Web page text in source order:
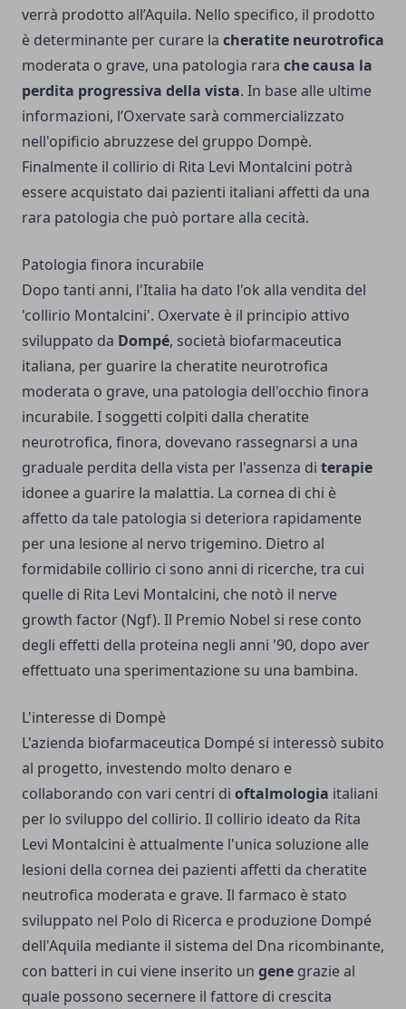
verrà prodotto all’Aquila. Nello specifico, il prodotto
è determinante per curare la cheratite neurotrofica
moderata o grave, una patologia rara che causa la
perdita progressiva della vista. In base alle ultime
informazioni, l’Oxervate sarà commercializzato
nell'opificio abruzzese del gruppo Dompè.
Finalmente il collirio di Rita Levi Montalcini potrà
essere acquistato dai pazienti italiani affetti da una
rara patologia che può portare alla cecità.
Patologia finora incurabile
Dopo tanti anni, l'Italia ha dato l'ok alla vendita del
'collirio Montalcini'. Oxervate è il principio attivo
sviluppato da Dompé, società biofarmaceutica
italiana, per guarire la cheratite neurotrofica
moderata o grave, una patologia dell'occhio finora
incurabile. I soggetti colpiti dalla cheratite
neurotrofica, finora, dovevano rassegnarsi a una
graduale perdita della vista per l'assenza di terapie
idonee a guarire la malattia. La cornea di chi è
affetto da tale patologia si deteriora rapidamente
per una lesione al nervo trigemino. Dietro al
formidabile collirio ci sono anni di ricerche, tra cui
quelle di Rita Levi Montalcini, che notò il nerve
growth factor (Ngf). Il Premio Nobel si rese conto
degli effetti della proteina negli anni '90, dopo aver
effettuato una sperimentazione su una bambina.
L'interesse di Dompè
L'azienda biofarmaceutica Dompé si interessò subito
al progetto, investendo molto denaro e
collaborando con vari centri di oftalmologia italiani
per lo sviluppo del collirio. Il collirio ideato da Rita
Levi Montalcini è attualmente l'unica soluzione alle
lesioni della cornea dei pazienti affetti da cheratite
neutrofica moderata e grave. Il farmaco è stato
sviluppato nel Polo di Ricerca e produzione Dompé
dell'Aquila mediante il sistema del Dna ricombinante,
con batteri in cui viene inserito un gene grazie al
quale possono secernere il fattore di crescita